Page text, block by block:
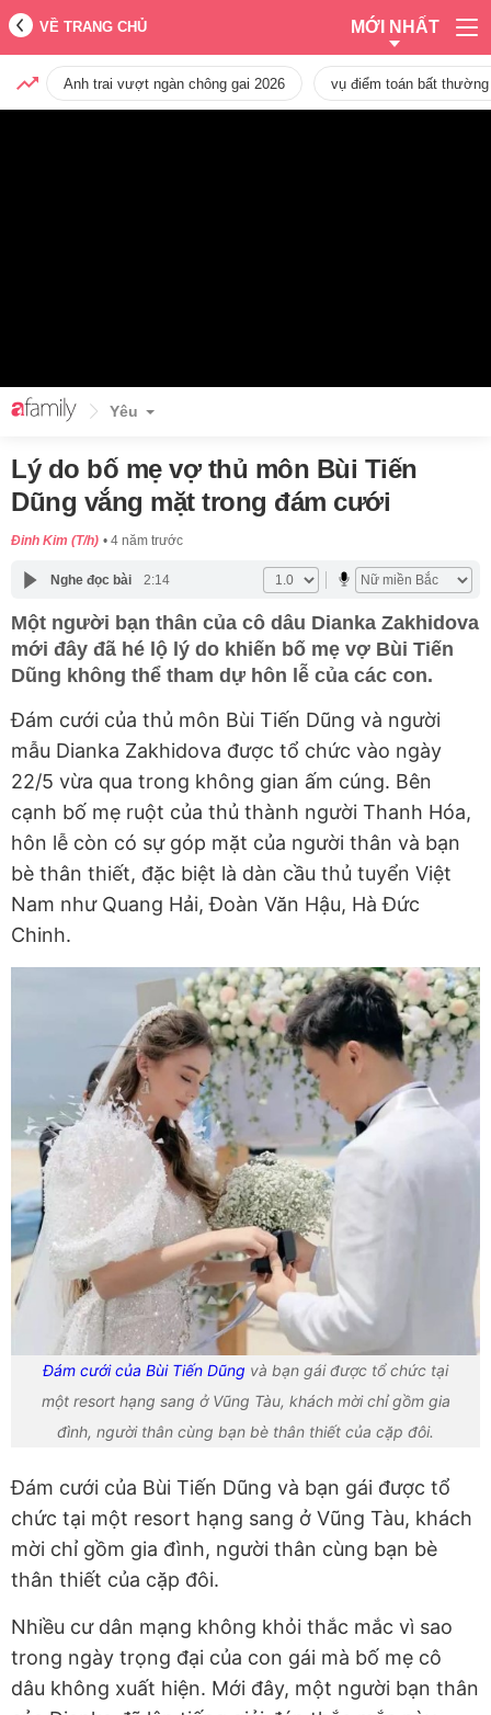
VỀ TRANG CHỦ MỚI NHẤT
Anh trai vượt ngàn chông gai 2026 vụ điểm toán bất
Yêu
Lý do bố mẹ vợ thủ môn Bùi Tiến
Dũng vắng mặt trong đám cưới
Đinh Kim (T/h) 4 năm trước
Nghe đọc bài 2:14
Một người bạn thân của cô dâu Dianka Zakhidova
mới đây đã hé lộ lý do khiến bố mẹ vợ Bùi Tiến
Dũng không thể tham dự hôn lễ của các con.
Đám cưới của thủ môn Bùi Tiến Dũng và người
mẫu Dianka Zakhidova được tổ chức vào ngày
22/5 vừa qua trong không gian ấm cúng. Bên
cạnh bố mẹ ruột của thủ thành người Thanh Hóa,
hôn lễ còn có sự góp mặt của người thân và bạn
bè thân thiết, đặc biệt là dàn cầu thủ tuyển Việt
Nam như Quang Hải, Đoàn Văn Hậu, Hà Đức
Chinh.
Đám cưới của Bùi Tiến Dũng và bạn gái được tổ chức tại
một resort hạng sang ở Vũng Tàu, khách mời chỉ gồm gia
đình, người thân cùng bạn bè thân thiết của cặp đôi.
Đám cưới của Bùi Tiến Dũng và bạn gái được tổ
chức tại một resort hạng sang ở Vũng Tàu, khách
mời chỉ gồm gia đình, người thân cùng bạn bè
thân thiết của cặp đôi.
Nhiều cư dân mạng không khỏi thắc mắc vì sao
trong ngày trọng đại của con gái mà bố mẹ cô
dâu không xuất hiện. Mới đây, một người bạn thân